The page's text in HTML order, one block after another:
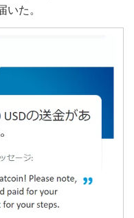
た。